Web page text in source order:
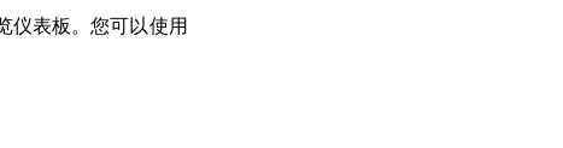
仪表板。您可以使用